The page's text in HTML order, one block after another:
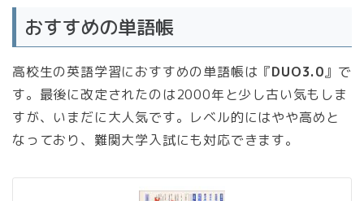
おすすめの単語帳
高校生の英語学習におすすめの単語帳は『DUO3.0』で
す。最後に改定されたのは2000年と少し古い気もしま
すが、いまだに大人気です。レベル的にはやや高めと
なっており、難関大学入試にも対応できます。